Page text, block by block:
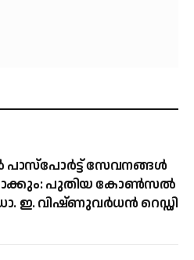
സേവനങ്ങൾ
പുതിയ കോൺസൽ
ഇ. വിഷ്ണുവർധൻ റെഡ്ഡി